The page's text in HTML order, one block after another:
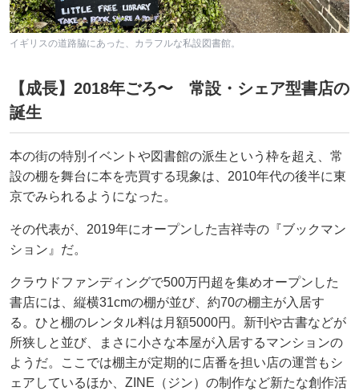
イギリスの道路脇にあった、カラフルな私設図書館。
【成長】2018年ごろ〜 常設・シェア型書店の
誕生
本の街の特別イベントや図書館の派生という枠を超え、常
設の棚を舞台に本を売買する現象は、2010年代の後半に東
京でみられるようになった。
その代表が、2019年にオープンした吉祥寺の『ブックマン
ション』だ。
クラウドファンディングで500万円超を集めオープンした
書店には、縦横31cmの棚が並び、約70の棚主が入居す
る。ひと棚のレンタル料は月額5000円。新刊や古書などが
所狭しと並び、まさに小さな本屋が入居するマンションの
ようだ。ここでは棚主が定期的に店番を担い店の運営もシ
ェアしているほか、ZINE（ジン）の制作など新たな創作活